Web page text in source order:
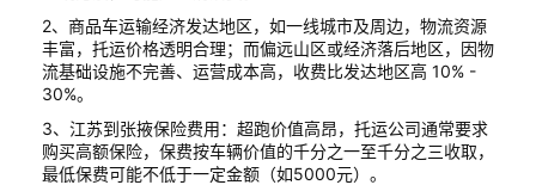
2、商品车运输经济发达地区，如一线城市及周边，物流资源
丰富，托运价格透明合理；而偏远山区或经济落后地区，因物
流基础设施不完善、运营成本高，收费比发达地区高 10% -
30%。
3、江苏到张掖保险费用：超跑价值高昂，托运公司通常要求
购买高额保险，保费按车辆价值的千分之一至千分之三收取，
最低保费可能不低于一定金额（如5000元）。